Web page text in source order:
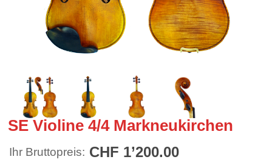
SE Violine 4/4 Markneukirchen
Ihr Bruttopreis: CHF 1’200.00